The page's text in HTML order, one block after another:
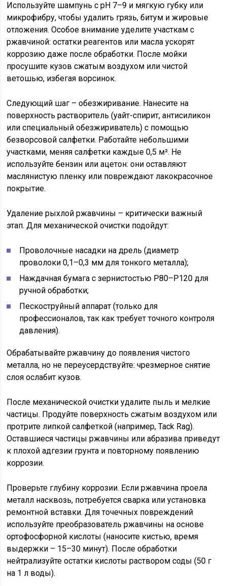
Используйте шампунь с pH 7–9 и мягкую губку или
микрофибру, чтобы удалить грязь, битум и жировые
отложения. Особое внимание уделите участкам с
ржавчиной: остатки реагентов или масла ускорят
коррозию даже после обработки. После мойки
просушите кузов сжатым воздухом или чистой
ветошью, избегая ворсинок.
Следующий шаг – обезжиривание. Нанесите на
поверхность растворитель (уайт-спирит, антисиликон
или специальный обезжириватель) с помощью
безворсовой салфетки. Работайте небольшими
участками, меняя салфетки каждые 0,5 м². Не
используйте бензин или ацетон: они оставляют
маслянистую пленку или повреждают лакокрасочное
покрытие.
Удаление рыхлой ржавчины – критически важный
этап. Для механической очистки подойдут:
Проволочные насадки на дрель (диаметр
проволоки 0,1–0,3 мм для тонкого металла);
Наждачная бумага с зернистостью P80–P120 для
ручной обработки;
Пескоструйный аппарат (только для
профессионалов, так как требует точного контроля
давления).
Обрабатывайте ржавчину до появления чистого
металла, но не переусердствуйте: чрезмерное снятие
слоя ослабит кузов.
После механической очистки удалите пыль и мелкие
частицы. Продуйте поверхность сжатым воздухом или
протрите липкой салфеткой (например, Tack Rag).
Оставшиеся частицы ржавчины или абразива приведут
к плохой адгезии грунта и повторному появлению
коррозии.
Проверьте глубину коррозии. Если ржавчина проела
металл насквозь, потребуется сварка или установка
ремонтной вставки. Для точечных повреждений
используйте преобразователь ржавчины на основе
ортофосфорной кислоты (наносите кистью, время
выдержки – 15–30 минут). После обработки
нейтрализуйте остатки кислоты раствором соды (50 г
на 1 л воды).